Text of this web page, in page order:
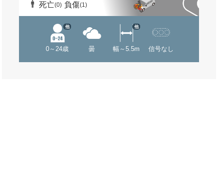
死亡(0) 負傷(1)
0～24歳
他
曇 幅～5.5m
他
信号なし